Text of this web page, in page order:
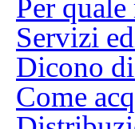
Per
Servizi
Dicono
Come